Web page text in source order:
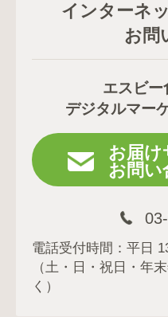
インターネ
お問
エスビー
デジタルマー
お届け
お問い
電話受付時間：平日
（土・日・祝日・年
く）